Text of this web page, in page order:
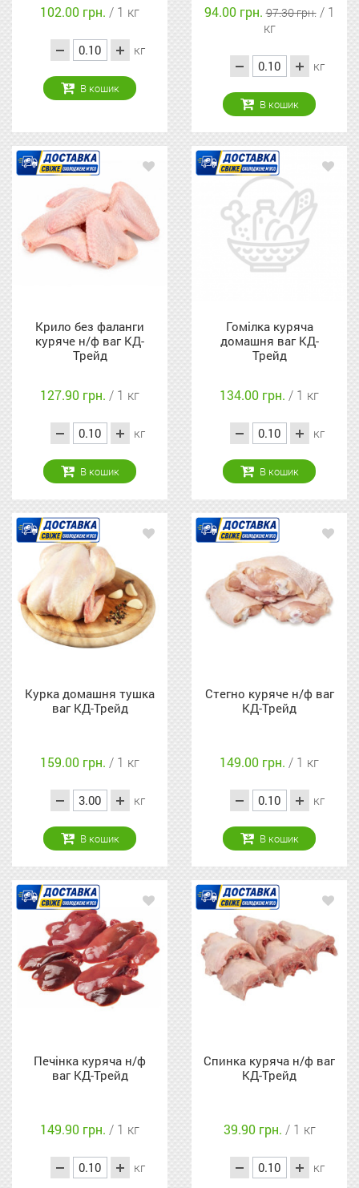
102.00 грн. / 1 кг
кг
В кошик
94.00 грн.97.30 грн. / 1
кг
кг
В кошик
Крило без фаланги
куряче н/ф ваг КД-
Трейд
127.90 грн. / 1 кг
кг
В кошик
Гомілка куряча
домашня ваг КД-
Трейд
134.00 грн. / 1 кг
кг
В кошик
Курка домашня тушка
ваг КД-Трейд
159.00 грн. / 1 кг
кг
В кошик
Стегно куряче н/ф ваг
КД-Трейд
149.00 грн. / 1 кг
кг
В кошик
Печінка куряча н/ф
ваг КД-Трейд
149.90 грн. / 1 кг
кг
Спинка куряча н/ф ваг
КД-Трейд
39.90 грн. / 1 кг
кг